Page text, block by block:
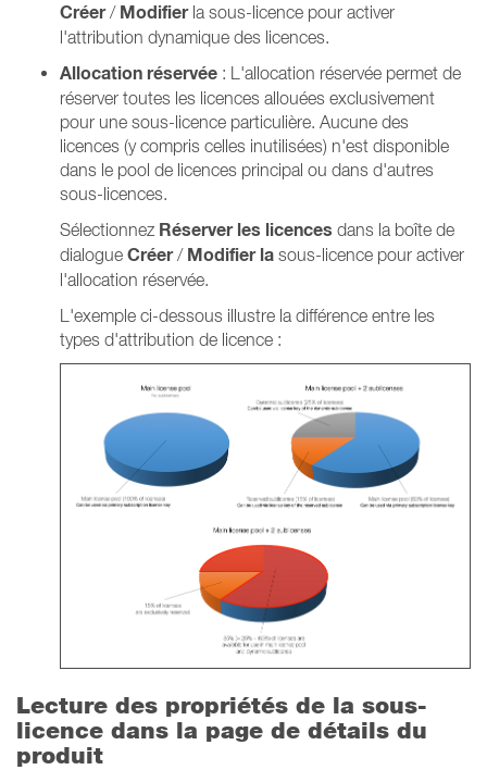
Créer/ Modifierla sous-licence pour activer
l'attribution dynamique des licences.
Allocation réservée : L'allocation réservée permet de
réserver toutes les licences allouées exclusivement
pour une sous-licence particulière. Aucune des
licences (y compris celles inutilisées) n'est disponible
dans le pool de licences principal ou dans d'autres
sous-licences.
Sélectionnez Réserver les licences dans la boîte de
dialogue Créer/ Modifier la sous-licence pour activer
l'allocation réservée.
L'exemple ci-dessous illustre la différence entre les
types d'attribution de licence :
Lecture des propriétés de la sous-
licence dans la page de détails du
produit